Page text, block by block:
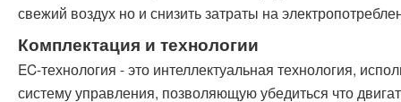
свежий воздух но и снизить затраты на
Комплектация и технологии
EC-технология - это интеллектуальная технология,
систему управления, позволяющую убедиться что